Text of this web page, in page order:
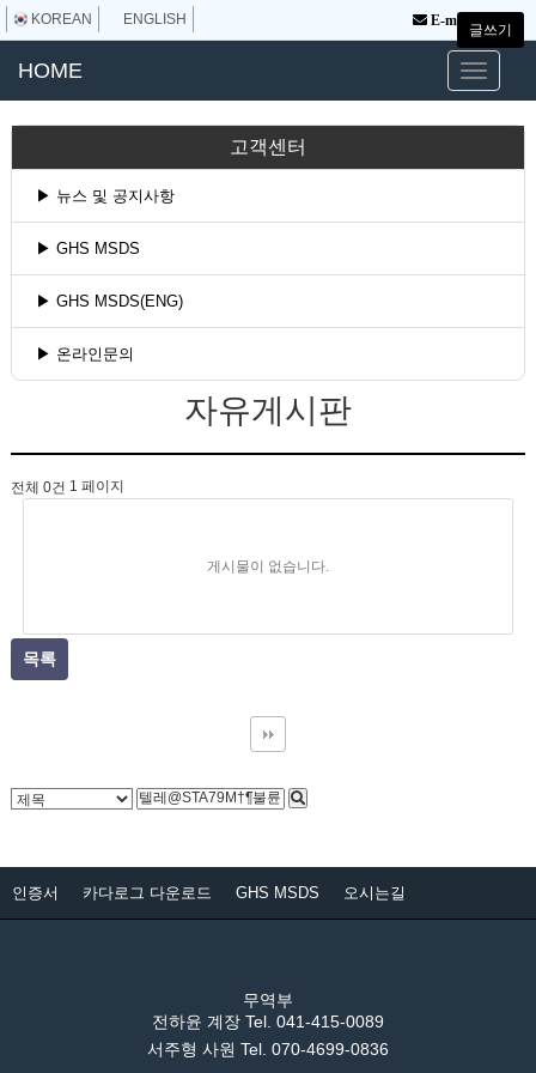
KOREAN ENGLISH E-mail Admin
HOME
고객센터
▶ 뉴스 및 공지사항
▶ GHS MSDS
▶ GHS MSDS(ENG)
▶ 온라인문의
자유게시판
글쓰기
전체 0건 1 페이지
게시물이 없습니다.
목록
인증서 카다로그 다운로드 GHS MSDS 오시는길
무역부
전하윤 계장 Tel. 041-415-0089
서주형 사원 Tel. 070-4699-0836